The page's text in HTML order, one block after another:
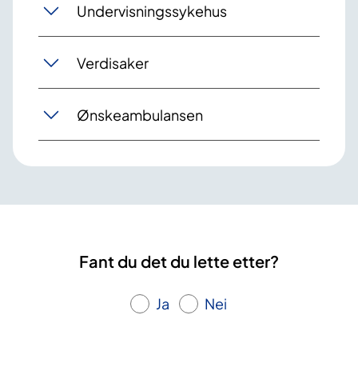
Undervisningssykehus
Verdisaker
Ønskeambulansen
Fant du det du lette etter?
Ja Nei